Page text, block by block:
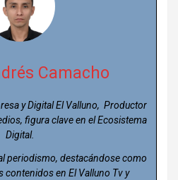
Camacho
y Digital El Valluno, Productor
figura clave en el Ecosistema
Digital.
periodismo, destacándose como
contenidos en El Valluno Tv y